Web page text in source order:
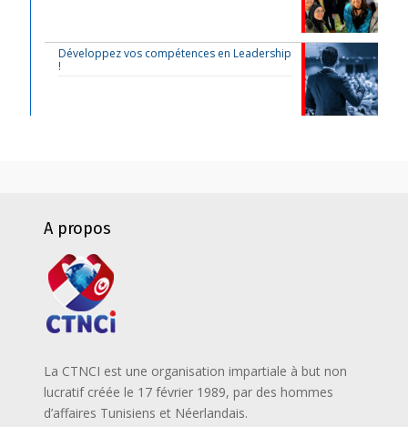
Développez vos compétences en Leadership
!
A propos
La CTNCI est une organisation impartiale à but non
lucratif créée le 17 février 1989, par des hommes
d’affaires Tunisiens et Néerlandais.